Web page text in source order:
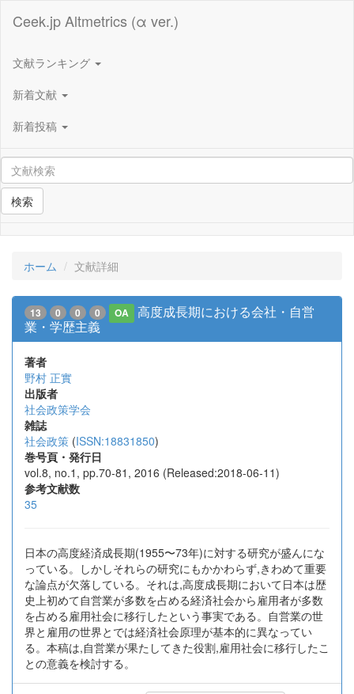
Ceek.jp Altmetrics (α ver.)
文献ランキング
新着文献
新着投稿
検索
ホーム 文献詳細
13 0 0 0 OA
高度成長期における会社・自営
業・学歴主義
著者
野村 正實
出版者
社会政策学会
雑誌
社会政策 (ISSN:18831850)
巻号頁・発行日
vol.8, no.1, pp.70-81, 2016 (Released:2018-06-11)
参考文献数
35
日本の高度経済成長期(1955〜73年)に対する研究が盛んにな
っている。しかしそれらの研究にもかかわらず,きわめて重要
な論点が欠落している。それは,高度成長期において日本は歴
史上初めて自営業が多数を占める経済社会から雇用者が多数
を占める雇用社会に移行したという事実である。自営業の世
界と雇用の世界とでは経済社会原理が基本的に異なってい
る。本稿は,自営業が果たしてきた役割,雇用社会に移行したこ
との意義を検討する。